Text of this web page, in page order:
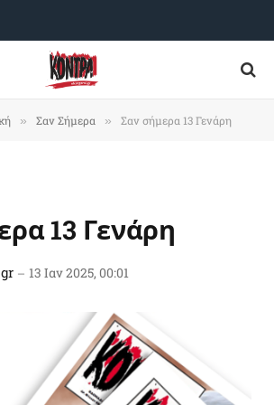
» Σαν Σήμερα » Σαν σήμερα 13 Γενάρη
13 Γενάρη
13 Ιαν 2025, 00:01